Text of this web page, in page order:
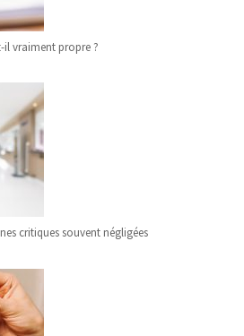
il vraiment propre ?
critiques souvent négligées